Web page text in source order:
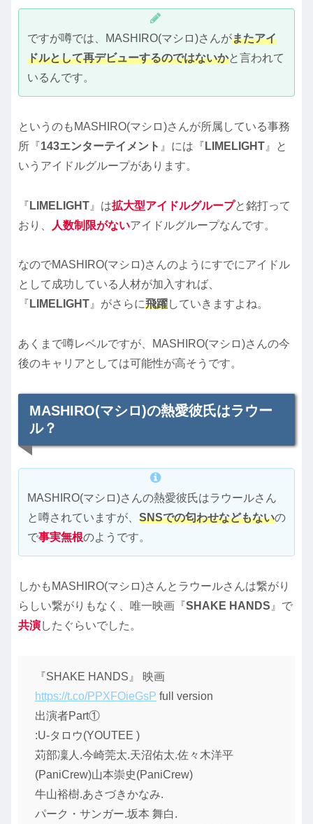
ですが噂では、MASHIRO(マシロ)さんがまたアイ
ドルとして再デビューするのではないかと言われて
いるんです。
というのもMASHIRO(マシロ)さんが所属している事務
所『143エンターテイメント 』には『 LIMELIGHT 』と
いうアイドルグループがあります。
『 LIMELIGHT 』は拡大型アイドルグループと銘打って
おり、
人数制限がないアイドルグループなんです。
なのでMASHIRO(マシロ)さんのようにすでにアイドル
として成功している人材が加入すれば、
『 LIMELIGHT』がさらに飛躍していきますよね。
あくまで噂レベルですが、MASHIRO(マシロ)さんの今
後のキャリアとしては可能性が高そうです。
MASHIRO(マシロ)の熱愛彼氏はラウー
ル？
MASHIRO(マシロ)さんの熱愛彼氏はラウールさん
と噂されていますが、 SNSでの匂わせなどもないの
で事実無根のようです。
しかもMASHIRO(マシロ)さんとラウールさんは繋がり
らしい繋がりもなく、唯一映画『SHAKE HANDS 』で
共演したぐらいでした。
『SHAKE HANDS』 映画
https://t.co/PPXFOieGsP full version
出演者Part①
:U-タロウ(YOUTEE )
苅部凜人.今崎莞太.天沼佑太.佐々木洋平
(PaniCrew)山本崇史(PaniCrew)
牛山裕樹.あさづきかなみ.
パーク・サンガー.坂本 舞白.